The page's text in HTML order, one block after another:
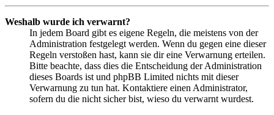
Weshalb wurde ich verwarnt?
In jedem Board gibt es eigene Regeln, die meistens von der
Administration festgelegt werden. Wenn du gegen eine dieser
Regeln verstoßen hast, kann sie dir eine Verwarnung erteilen.
Bitte beachte, dass dies die Entscheidung der Administration
dieses Boards ist und phpBB Limited nichts mit dieser
Verwarnung zu tun hat. Kontaktiere einen Administrator,
sofern du die nicht sicher bist, wieso du verwarnt wurdest.